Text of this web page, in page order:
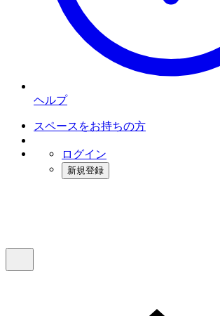
ヘルプ
スペースをお持ちの方
ログイン
新規登録